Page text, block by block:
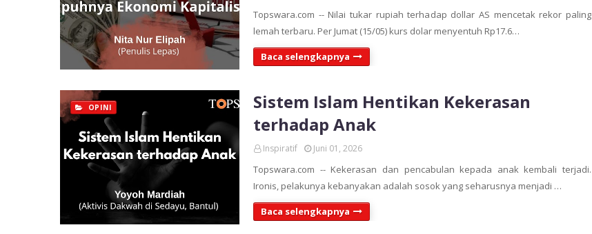
Topswara.com -- Nilai tukar rupiah terhadap dollar AS mencetak rekor paling
lemah terbaru. Per Jumat (15/05) kurs dolar menyentuh Rp17.6…
Baca selengkapnya
OPINI
Sistem Islam Hentikan Kekerasan
terhadap Anak
Inspiratif Juni 01, 2026
Topswara.com -- Kekerasan dan pencabulan kepada anak kembali terjadi.
Ironis, pelakunya kebanyakan adalah sosok yang seharusnya menjadi …
Baca selengkapnya